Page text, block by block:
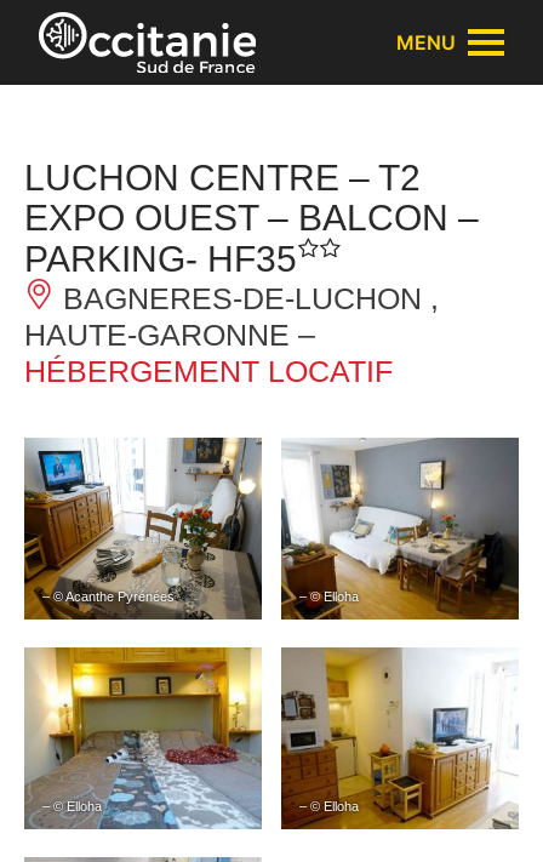
Panneau de gestion des cookies
MENU
LUCHON CENTRE – T2
EXPO OUEST – BALCON –
PARKING- HF35
BAGNERES-DE-LUCHON ,
HAUTE-GARONNE –
HÉBERGEMENT LOCATIF
– © Acanthe Pyrénées – © Elloha
– © Elloha – © Elloha